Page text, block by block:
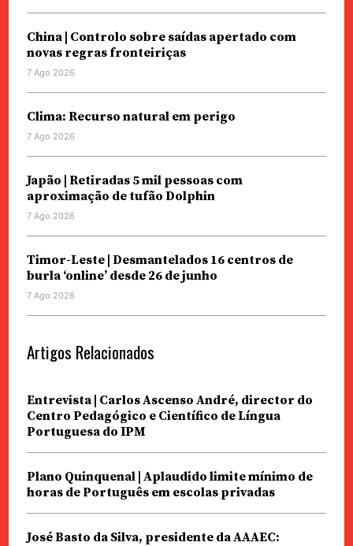
China | Controlo sobre saídas apertado com
novas regras fronteiriças
7 Ago 2026
Clima: Recurso natural em perigo
7 Ago 2026
Japão | Retiradas 5 mil pessoas com
aproximação de tufão Dolphin
7 Ago 2026
Timor-Leste | Desmantelados 16 centros de
burla ‘online’ desde 26 de junho
7 Ago 2026
Artigos Relacionados
Entrevista | Carlos Ascenso André, director do
Centro Pedagógico e Científico de Língua
Portuguesa do IPM
Plano Quinquenal | Aplaudido limite mínimo de
horas de Português em escolas privadas
José Basto da Silva, presidente da AAAEC: